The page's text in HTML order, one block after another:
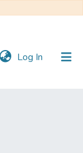
Log In (current)